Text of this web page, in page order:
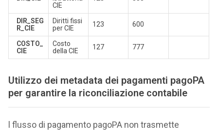
CIE
DIR_SEG
R_CIE
Diritti fissi
per CIE
123 600
COSTO_
CIE
Costo
della CIE
127 777
Utilizzo dei metadata dei pagamenti pagoPA
per garantire la riconciliazione contabile
l flusso di pagamento pagoPA non trasmette